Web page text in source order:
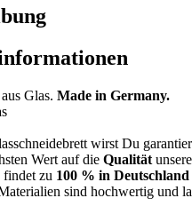
Glas. Made in Germany.
wirst Du
Wert auf die Qualität
zu 100 % in Deutschland
sind hochwertig und